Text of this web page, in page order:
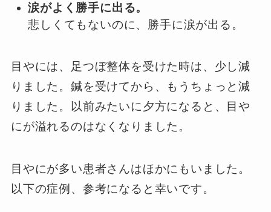
涙がよく勝手に出る。
悲しくてもないのに、勝手に涙が出る。
目やには、足つぼ整体を受けた時は、少し減
りました。鍼を受けてから、もうちょっと減
りました。以前みたいに夕方になると、目や
にが溢れるのはなくなりました。
目やにが多い患者さんはほかにもいました。
以下の症例、参考になると幸いです。